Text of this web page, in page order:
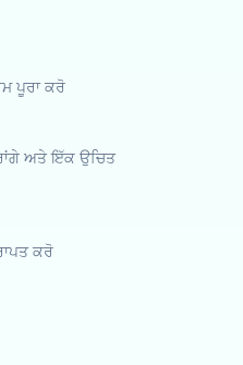
ਪੂਰਾ ਕਰੋ
ਅਤੇ ਇੱਕ ਉਚਿਤ
ਕਰੋ